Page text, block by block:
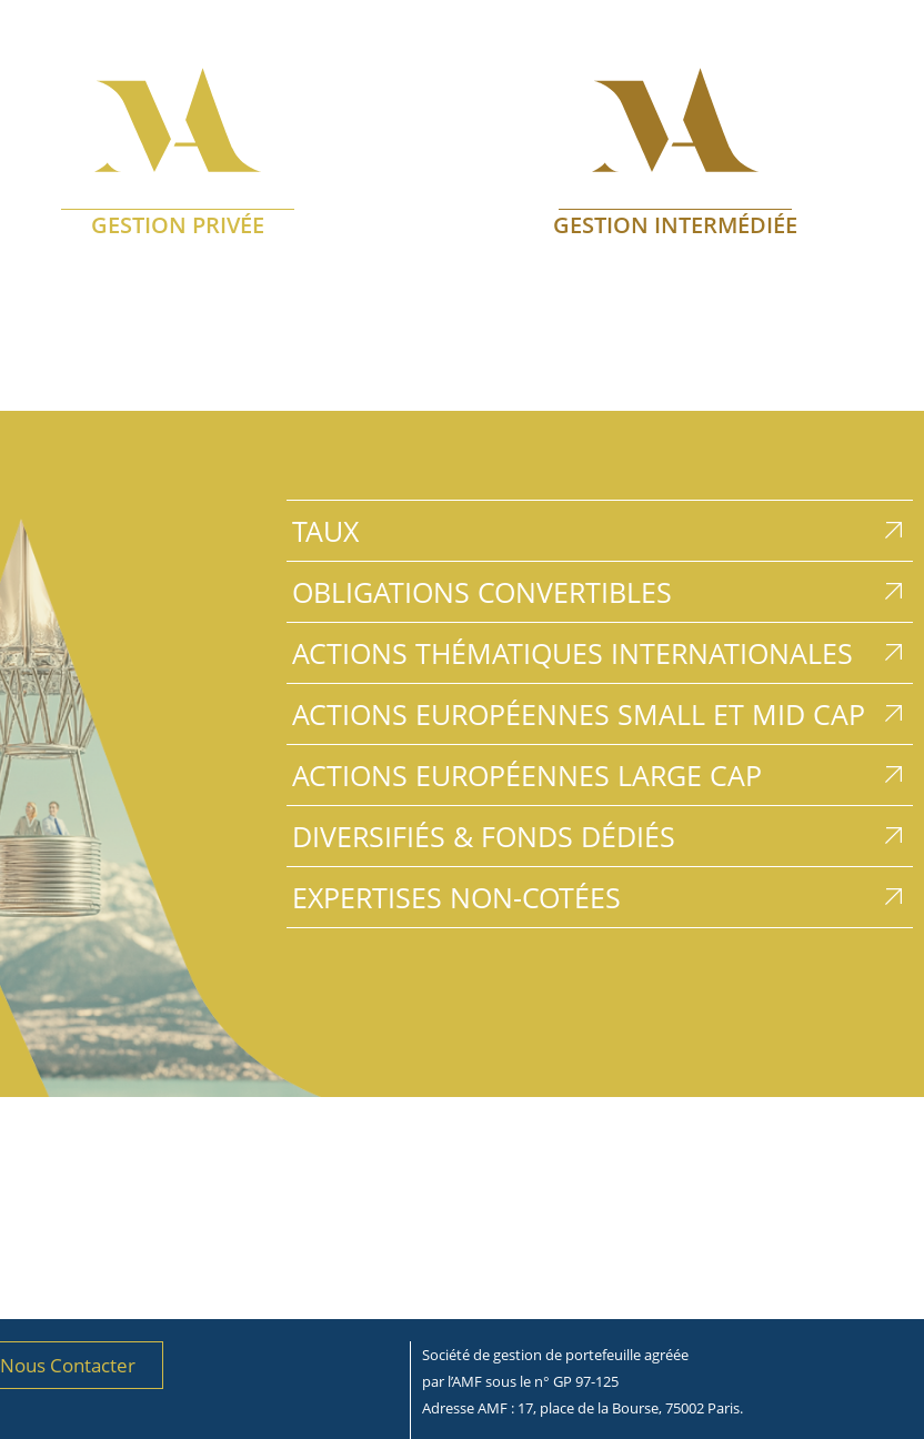
GESTION PRIVÉE GESTION INTERMÉDIÉE
TAUX
OBLIGATIONS CONVERTIBLES
ACTIONS THÉMATIQUES INTERNATIONALES
ACTIONS EUROPÉENNES SMALL ET MID CAP
ACTIONS EUROPÉENNES LARGE CAP
DIVERSIFIÉS & FONDS DÉDIÉS
EXPERTISES NON-COTÉES
Nous Contacter
Société de gestion de portefeuille agréée
par l’AMF sous le n° GP 97-125
Adresse AMF : 17, place de la Bourse, 75002 Paris.